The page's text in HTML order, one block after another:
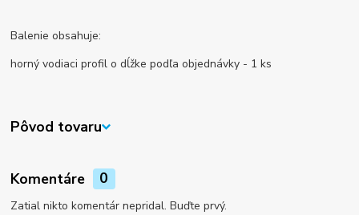
Balenie obsahuje:
horný vodiaci profil o dĺžke podľa objednávky - 1 ks
Pôvod tovaru
Komentáre 0
Zatial nikto komentár nepridal. Buďte prvý.